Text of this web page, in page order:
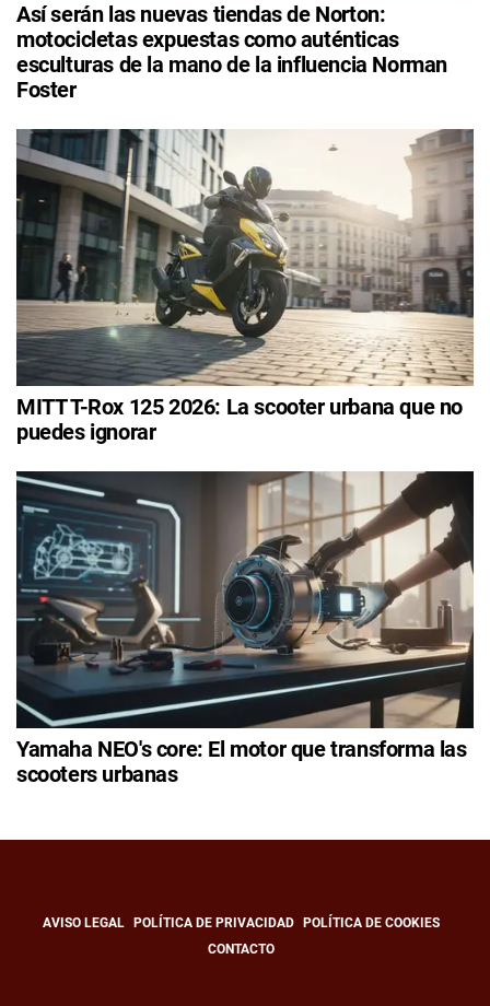
Así serán las nuevas tiendas de Norton:
motocicletas expuestas como auténticas
esculturas de la mano de la influencia Norman
Foster
MITT T-Rox 125 2026: La scooter urbana que no
puedes ignorar
Yamaha NEO's core: El motor que transforma las
scooters urbanas
AVISO LEGAL POLÍTICA DE PRIVACIDAD
POLÍTICA DE COOKIES
CONTACTO